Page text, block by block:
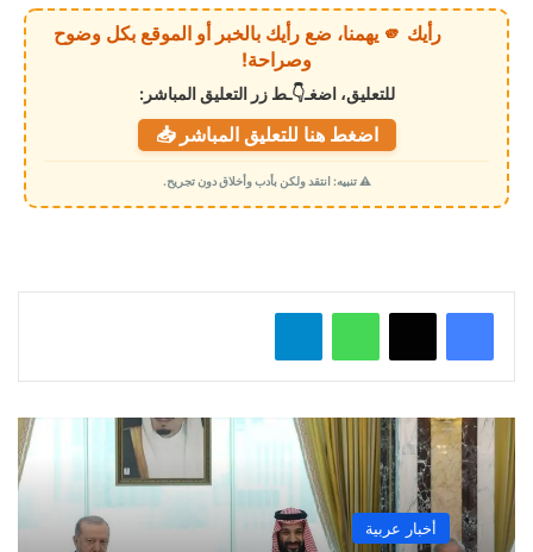
ي
م
ي
رأيك 🫵 يهمنا، ضع رأيك بالخبر أو الموقع بكل وضوح
وصراحة!
للتعليق، اضغـ👇ـط زر التعليق المباشر:
اضغط هنا للتعليق المباشر 📥
⚠️ تنبيه: انتقد ولكن بأدب وأخلاق دون تجريح.
واتساب
أخبار عربية